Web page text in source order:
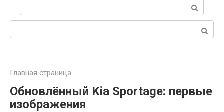
Главная страница
Обновлённый Kia Sportage: первые
изображения